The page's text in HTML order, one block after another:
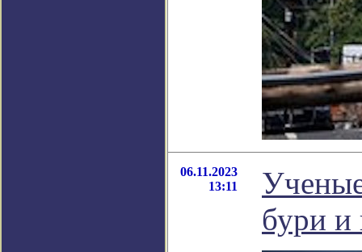
06.11.2023
13:11
бури и